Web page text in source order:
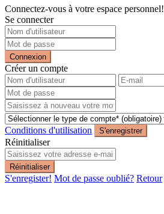
Connectez-vous à votre espace personnel!
Se connecter
Connexion
Créer un compte
Conditions d'utilisation
S'enregistrer
Réinitialiser
Réinitialiser
S'enregister! Mot de passe oublié? Retour